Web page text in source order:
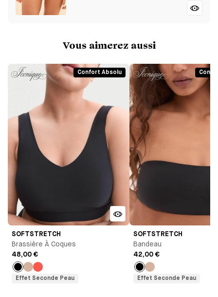
Vous aimerez aussi
Confort Absolu
SOFTSTRETCH
Brassière À Coques
48,00 €
Noir NudeOrange
Effet Seconde Peau
SOFTSTRETCH
Bandeau
42,00 €
Noir Nude
Effet Seconde Peau